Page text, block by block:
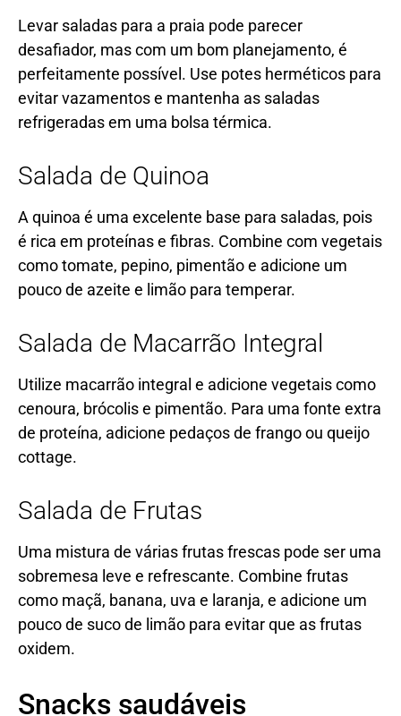
Levar saladas para a praia pode parecer
desafiador, mas com um bom planejamento, é
perfeitamente possível. Use potes herméticos para
evitar vazamentos e mantenha as saladas
refrigeradas em uma bolsa térmica.
Salada de Quinoa
A quinoa é uma excelente base para saladas, pois
é rica em proteínas e fibras. Combine com vegetais
como tomate, pepino, pimentão e adicione um
pouco de azeite e limão para temperar.
Salada de Macarrão Integral
Utilize macarrão integral e adicione vegetais como
cenoura, brócolis e pimentão. Para uma fonte extra
de proteína, adicione pedaços de frango ou queijo
cottage.
Salada de Frutas
Uma mistura de várias frutas frescas pode ser uma
sobremesa leve e refrescante. Combine frutas
como maçã, banana, uva e laranja, e adicione um
pouco de suco de limão para evitar que as frutas
oxidem.
Snacks saudáveis